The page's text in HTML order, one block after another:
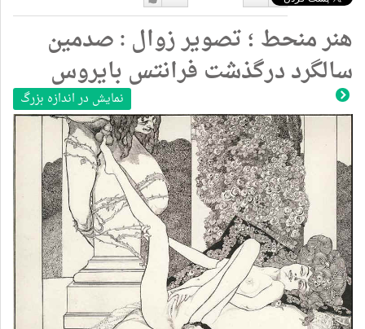
دوست
دارم
دوست
نداشتن
هنر منحط ؛ تصویر زوال : صدمین
سالگرد درگذشت فرانتس بایروس
نمایش در اندازه بزرگ